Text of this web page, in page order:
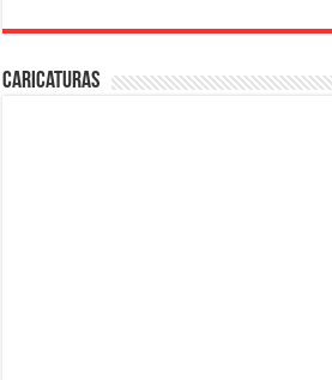
Caricaturas